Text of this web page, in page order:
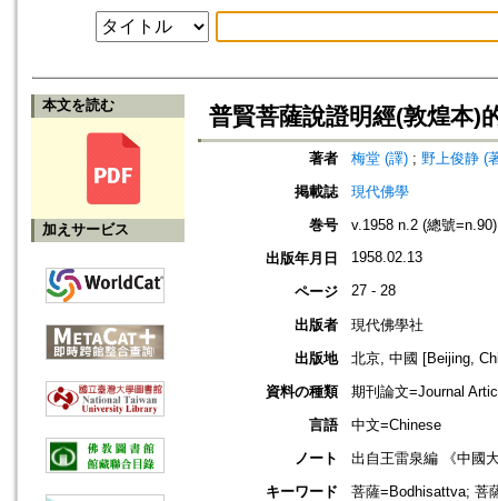
本文を読む
加えサービス
普賢菩薩說證明經(敦煌本)
著者 梅堂 (譯) ; 野上俊静 (
掲載誌
現代佛學
巻号
v.1958 n.2 (總號=n.90)
出版年月日
1958.02.13
ページ 27 - 28
出版者
現代佛學社
出版地
北京, 中國 [Beijing,
資料の種類
期刊論文=Journal
言語
中文=Chinese
ノート
出自王雷泉編 《中國
キーワード
菩薩=Bodhisattva; 菩